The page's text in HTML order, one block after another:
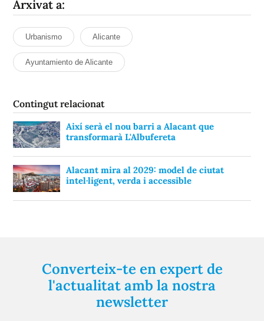
Arxivat a:
Urbanismo Alicante
Ayuntamiento de Alicante
Contingut relacionat
Així serà el nou barri a Alacant que
transformarà L'Albufereta
Alacant mira al 2029: model de ciutat
intel·ligent, verda i accessible
Converteix-te en expert de
l'actualitat amb la nostra
newsletter